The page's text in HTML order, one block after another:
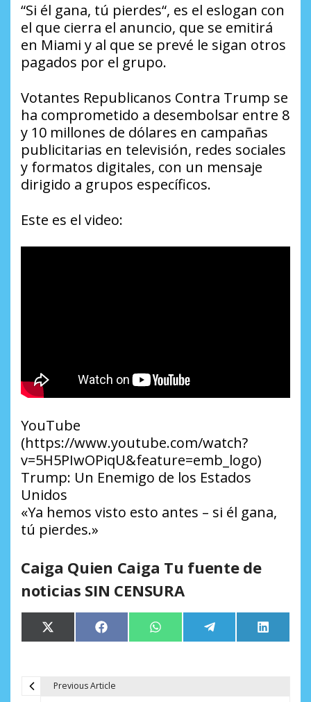
“Si él gana, tú pierdes“, es el eslogan con
el que cierra el anuncio, que se emitirá
en Miami y al que se prevé le sigan otros
pagados por el grupo.
Votantes Republicanos Contra Trump se
ha comprometido a desembolsar entre 8
y 10 millones de dólares en campañas
publicitarias en televisión, redes sociales
y formatos digitales, con un mensaje
dirigido a grupos específicos.
Este es el video:
YouTube
(https://www.youtube.com/watch?
v=5H5PIwOPiqU&feature=emb_logo)
Trump: Un Enemigo de los Estados
Unidos
«Ya hemos visto esto antes – si él gana,
tú pierdes.»
Caiga Quien Caiga Tu fuente de
noticias SIN CENSURA
Compartir
en
X
(Twitter)
Compartir
en
Facebook Compartir
en
WhatsApp Compartir
en
Telegram
en
LinkedIn
Previous Article